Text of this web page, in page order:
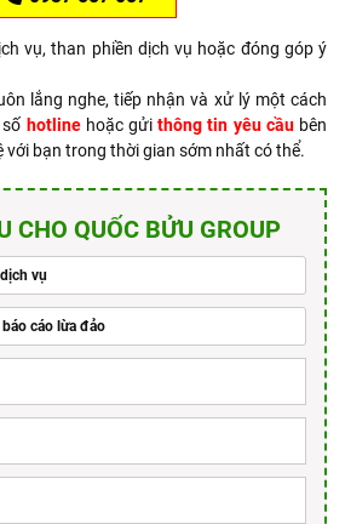
vụ, than phiền dịch vụ hoặc đóng góp ý
lắng nghe, tiếp nhận và xử lý một cách
hotlinehoặc gửithông tin yêu cầubên
với bạn trong thời gian sớm nhất có thể.
CHO QUỐC BỬU GROUP
vụ
cáo lừa đảo